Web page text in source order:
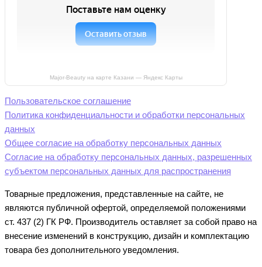
Major-Beauty на карте Казани — Яндекс Карты
Пользовательское соглашение
Политика конфиденциальности и обработки персональных
данных
Общее согласие на обработку персональных данных
Согласие на обработку персональных данных, разрешенных
субъектом персональных данных для распространения
Товарные предложения, представленные на сайте, не
являются публичной офертой, определяемой положениями
ст. 437 (2) ГК РФ. Производитель оставляет за собой право на
внесение изменений в конструкцию, дизайн и комплектацию
товара без дополнительного уведомления.